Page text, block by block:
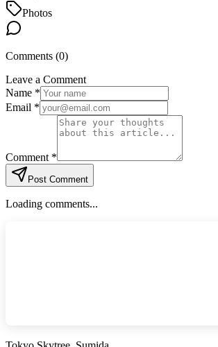
Photos
Comments (0)
Leave a Comment
Name *
Email *
Comment *
Post Comment
Loading comments...